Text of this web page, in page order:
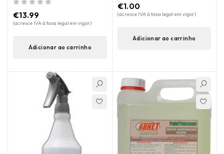
€13.99
(acresce IVA à taxa legal em vigor)
Adicionar ao carrinho
€1.00
(acresce IVA à taxa legal em vigor)
Adicionar ao carrinho